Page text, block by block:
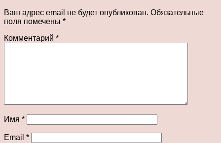
Ваш адрес email не будет опубликован. Обязательные
поля помечены *
Комментарий *
Имя *
Email *